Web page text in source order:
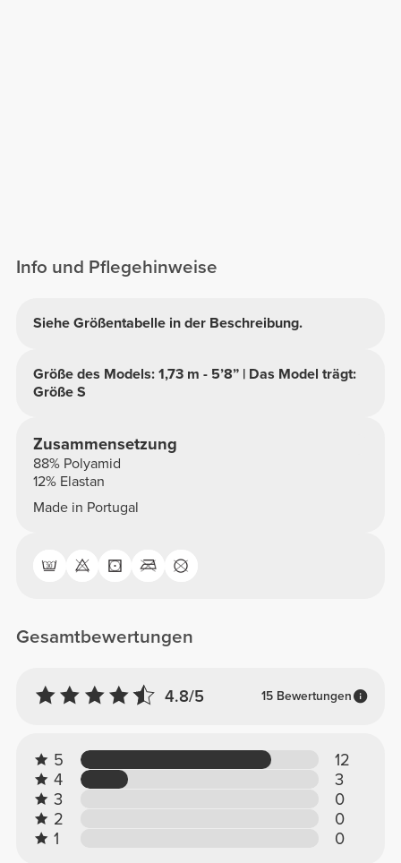
Info und Pflegehinweise
Siehe Größentabelle in der Beschreibung.
Größe des Models: 1,73 m - 5’8” | Das Model trägt:
Größe S
Zusammensetzung
88% Polyamid
12% Elastan
Made in Portugal
Gesamtbewertungen
4.8/5 15 Bewertungen
5
12
4
3
3
0
2
0
1
0